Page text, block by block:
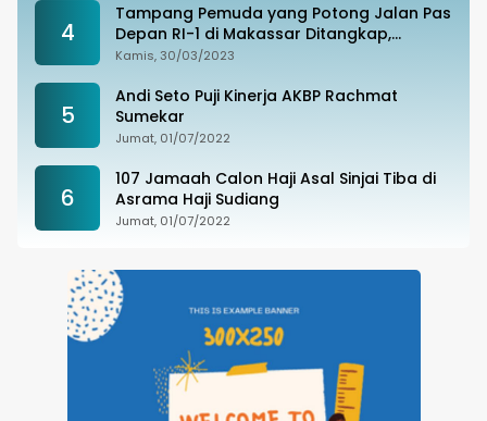
4
Tampang Pemuda yang Potong Jalan Pas
Depan RI-1 di Makassar Ditangkap,
Ternyata Joki Balapan Liar
Kamis, 30/03/2023
5
Andi Seto Puji Kinerja AKBP Rachmat
Sumekar
Jumat, 01/07/2022
6
107 Jamaah Calon Haji Asal Sinjai Tiba di
Asrama Haji Sudiang
Jumat, 01/07/2022